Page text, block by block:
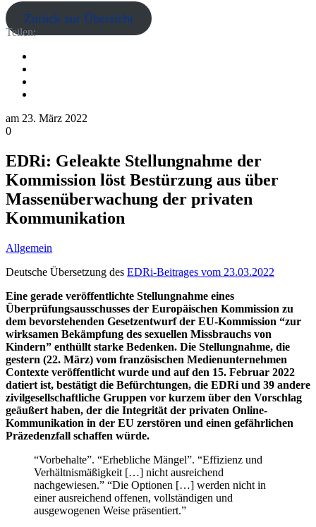
Zurück zur Übersicht
Teilen:
am 23. März 2022
0
EDRi: Geleakte Stellungnahme der
Kommission löst Bestürzung aus über
Massenüberwachung der privaten
Kommunikation
Allgemein
Deutsche Übersetzung des EDRi-Beitrages vom 23.03.2022
Eine gerade veröffentlichte Stellungnahme eines
Überprüfungsausschusses der Europäischen Kommission zu
dem bevorstehenden Gesetzentwurf der EU-Kommission “zur
wirksamen Bekämpfung des sexuellen Missbrauchs von
Kindern” enthüllt starke Bedenken. Die Stellungnahme, die
gestern (22. März) vom französischen Medienunternehmen
Contexte veröffentlicht wurde und auf den 15. Februar 2022
datiert ist, bestätigt die Befürchtungen, die EDRi und 39 andere
zivilgesellschaftliche Gruppen vor kurzem über den Vorschlag
geäußert haben, der die Integrität der privaten Online-
Kommunikation in der EU zerstören und einen gefährlichen
Präzedenzfall schaffen würde.
“Vorbehalte”. “Erhebliche Mängel”. “Effizienz und
Verhältnismäßigkeit […] nicht ausreichend
nachgewiesen.” “Die Optionen […] werden nicht in
einer ausreichend offenen, vollständigen und
ausgewogenen Weise präsentiert.”